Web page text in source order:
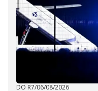
DO R7/06/08/2026